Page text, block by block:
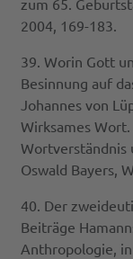
zum 65.
2004, 169-183.
39. Worin Gott
Besinnung auf
Johannes von
Wirksames
Wortverständnis
Oswald Bayers,
40. Der
Beiträge
Anthropologie,